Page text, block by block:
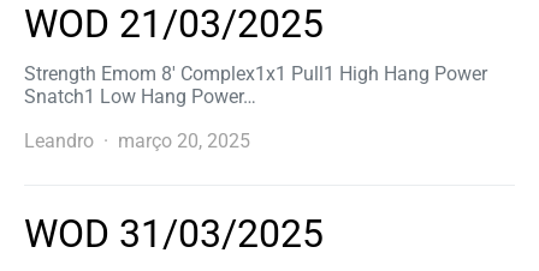
WOD 21/03/2025
Strength Emom 8′ Complex1x1 Pull1 High Hang Power
Snatch1 Low Hang Power…
Leandro
março 20, 2025
WOD 31/03/2025